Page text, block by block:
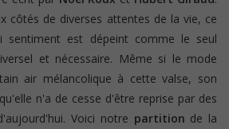
côtés de diverses attentes de la vie, ce
sentiment est dépeint comme le seul
et nécessaire. Même si le mode
air mélancolique à cette valse, son
n'a de cesse d'être reprise par des
Voici notre partition de la